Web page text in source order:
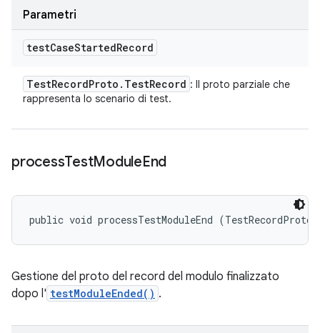
Parametri
testCaseStartedRecord
TestRecordProto . TestRecord : Il proto parziale che
rappresenta lo scenario di test.
processTestModuleEnd
public void processTestModuleEnd
Gestione del proto del record del modulo finalizzato
dopo l' testModuleEnded() .